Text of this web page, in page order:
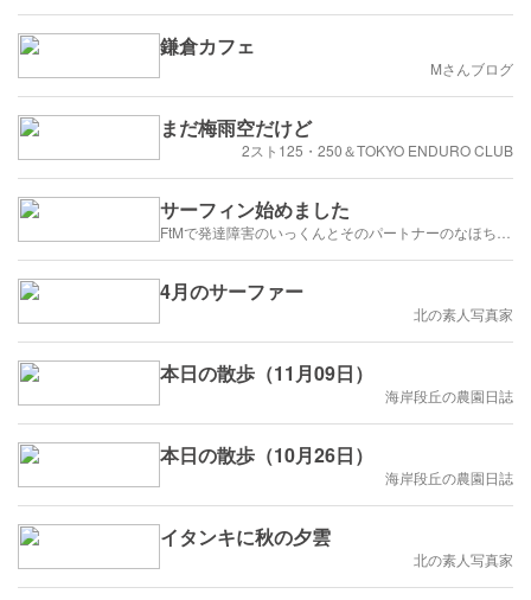
鎌倉カフェ
Mさんブログ
まだ梅雨空だけど
2スト125・250＆TOKYO ENDURO CLUB
サーフィン始めました
4月のサーファー
北の素人写真家
本日の散歩（11月09日）
海岸段丘の農園日誌
本日の散歩（10月26日）
海岸段丘の農園日誌
イタンキに秋の夕雲
北の素人写真家